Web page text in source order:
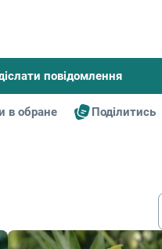
повідомлення
в обране Поділитись